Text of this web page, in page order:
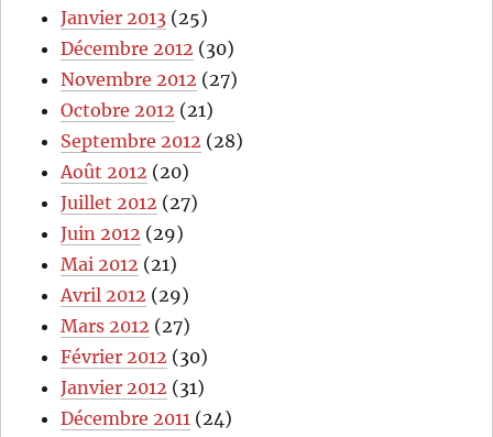
Janvier 2013 (25)
Décembre 2012 (30)
Novembre 2012 (27)
Octobre 2012 (21)
Septembre 2012 (28)
Août 2012 (20)
Juillet 2012 (27)
Juin 2012 (29)
Mai 2012 (21)
Avril 2012 (29)
Mars 2012 (27)
Février 2012 (30)
Janvier 2012 (31)
Décembre 2011 (24)